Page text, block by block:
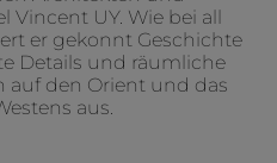
UY. Wie bei all
er gekonnt Geschichte
Details und räumliche
auf den Orient und das
aus.